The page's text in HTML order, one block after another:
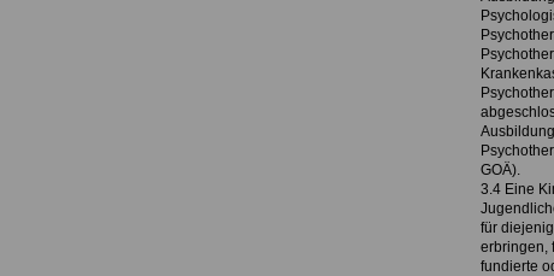
GOÄ).
3.4 Eine
für
erbringen,
fundierte